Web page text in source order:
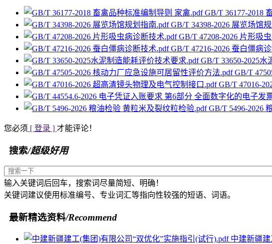
GB/T 36177-2018
GB/T 34398-2026 展览场馆
GB/T 47208-2026 片形吸
GB/T 47216-2026 蚕白僵病
GB/T 33650-2025
GB/T
GB/T 47016-
GB/T 5496-2026
您必须 [ 登录 ] 才能评论！
搜索/超级好用
输入关键词后回车，搜索词尽量简短、明确！
关键词建议使用标准编号、专业词汇等指向性较强的短语、词语。
最新精选资料/Recommend
中建新疆